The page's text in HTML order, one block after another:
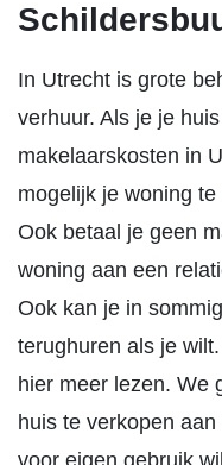
In Utrecht is grote
verhuur. Als je je
makelaarskosten in
mogelijk je woning
Ook betaal je geen
woning aan een
Ook kan je in
terughuren als je
hier meer lezen. We
huis te verkopen
voor eigen gebruik